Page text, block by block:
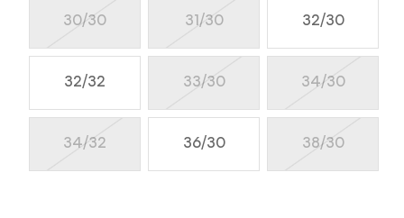
30/30 31/30 32/30
32/32 33/30 34/30
34/32 36/30 38/30